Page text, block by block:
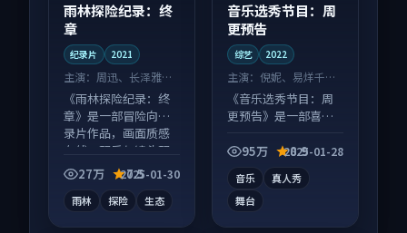
雨林探险纪录：终
章
纪录片 2021
主演： 周迅、长泽雅美
等
《雨林探险纪录：终
章》是一部冒险向纪
录片作品，画面质感
在线，配乐与镜头配
合度高。
27万 7.5
2025-01-30
雨林 探险 生态
音乐选秀节目：周
更预告
综艺 2022
主演：倪妮、易烊千玺
等
《音乐选秀节目：周
更预告》是一部喜剧
论度高，适合配弹幕
95万 8.9
2025-01-28
音乐
真人秀
舞台